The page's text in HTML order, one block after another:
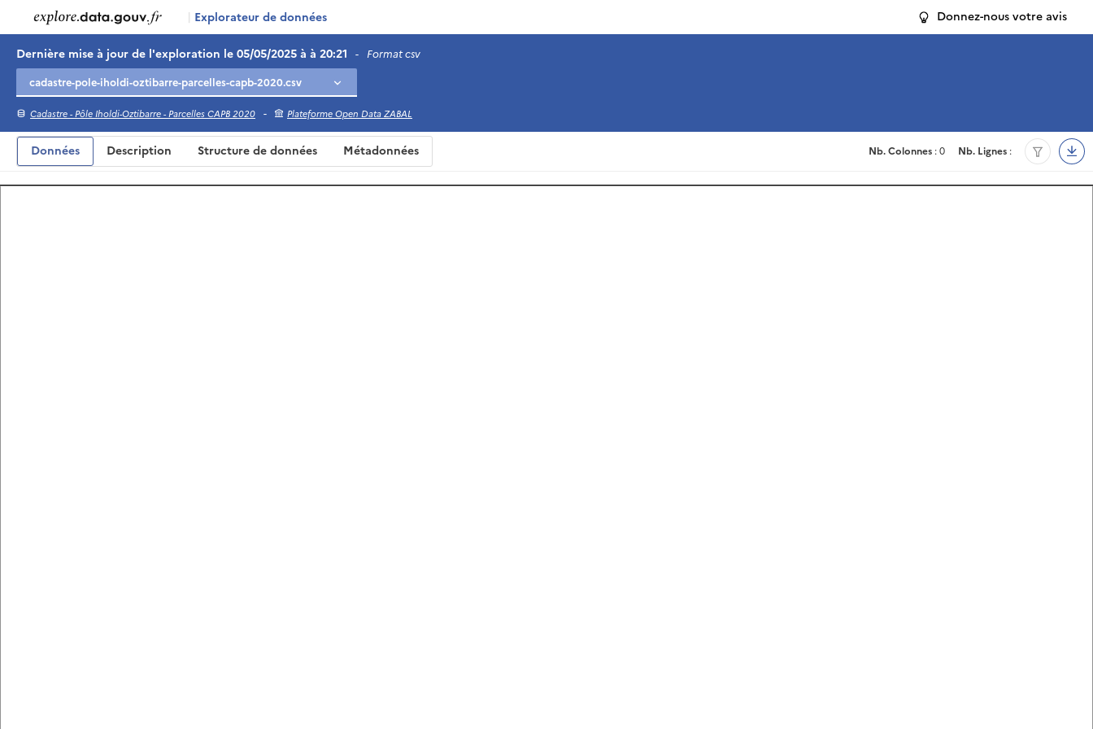
| Explorateur de données Donnez-nous votre avis
Dernière mise à jour de l'exploration le 05/05/2025 à à 20:21 - Format csv
Cadastre - Pôle Iholdi-Oztibarre - Parcelles CAPB 2020 - Plateforme Open Data ZABAL
Nb. Colonnes : 0 Nb. Lignes :
Données Description Structure de données Métadonnées